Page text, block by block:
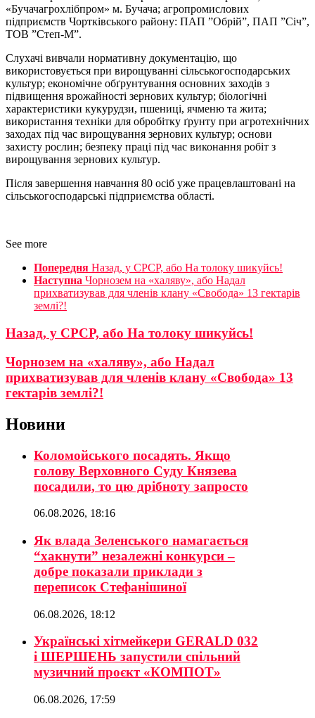
«Бучачагрохлібпром» м. Бучача; агропромислових
підприємств Чортківського району: ПАП ”Обрій”, ПАП ”Січ”,
ТОВ ”Степ-М”.
Слухачі вивчали нормативну документацію, що
використовується при вирощуванні сільськогосподарських
культур; економічне обґрунтування основних заходів з
підвищення врожайності зернових культур; біологічні
характеристики кукурудзи, пшениці, ячменю та жита;
використання техніки для обробітку ґрунту при агротехнічних
заходах під час вирощування зернових культур; основи
захисту рослин; безпеку праці під час виконання робіт з
вирощування зернових культур.
Після завершення навчання 80 осіб уже працевлаштовані на
сільськогосподарські підприємства області.
See more
Попередня Назад, у СРСР, або На толоку шикуйсь!
Наступна Чорнозем на «халяву», або Надал
прихватизував для членів клану «Свобода» 13 гектарів
землі?!
Назад, у СРСР, або На толоку шикуйсь!
Чорнозем на «халяву», або Надал
прихватизував для членів клану «Свобода» 13
гектарів землі?!
Новини
Коломойського посадять. Якщо
голову Верховного Суду Князева
посадили, то цю дрібноту запросто
06.08.2026, 18:16
Як влада Зеленського намагається
“хакнути” незалежні конкурси –
добре показали приклади з
переписок Стефанішиної
06.08.2026, 18:12
Українські хітмейкери GERALD 032
і ШЕРШЕНЬ запустили спільний
музичний проєкт «КОМПОТ»
06.08.2026, 17:59